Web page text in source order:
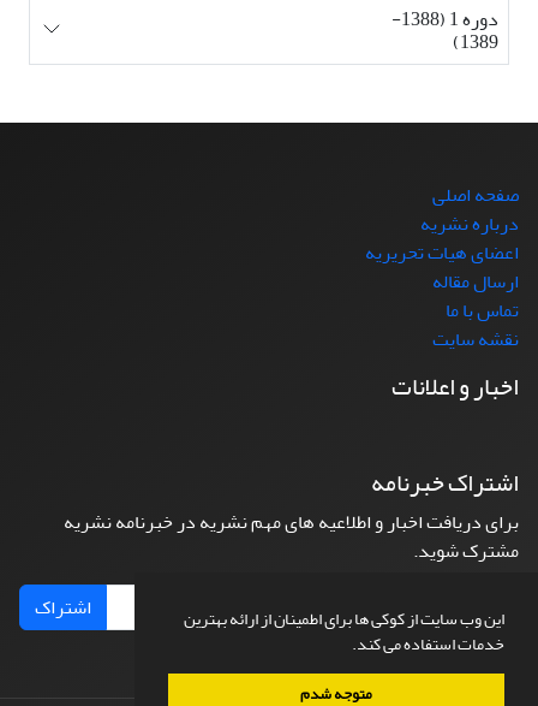
این وب سایت از کوکی ها برای اطمینان از ارائه بهترین
خدمات استفاده می کند.
متوجه شدم
دوره 1 (1388-
1389)
صفحه اصلی
درباره نشریه
اعضای هیات تحریریه
ارسال مقاله
تماس با ما
نقشه سایت
اخبار و اعلانات
اشتراک خبرنامه
برای دریافت اخبار و اطلاعیه های مهم نشریه در خبرنامه نشریه
مشترک شوید.
اشتراک